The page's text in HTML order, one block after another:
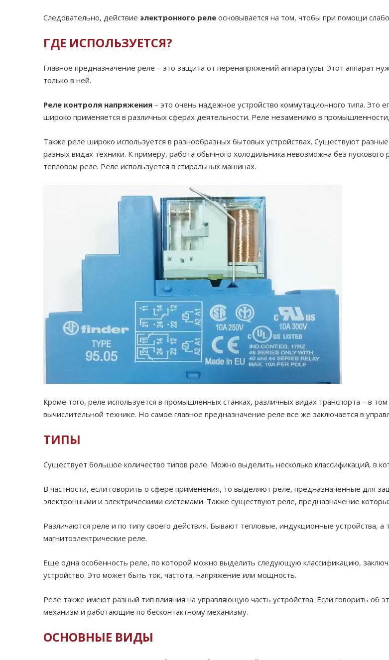
Следовательно, действие электронного реле основывается на том, чтобы при помощи
ГДЕ ИСПОЛЬЗУЕТСЯ?
Главное предназначение реле – это защита от перенапряжений аппаратуры. Этот аппарат
только в ней.
Реле контроля напряжения – это очень надежное устройство коммутационного типа. Это
широко применяется в различных сферах деятельности. Реле незаменимо в
Также реле широко используется в разнообразных бытовых устройствах. Существуют
разных видах техники. К примеру, работа обычного холодильника невозможна без
тепловом реле. Реле используется в стиральных машинах.
Кроме того, реле используется в промышленных станках, различных видах транспорта – в
вычислительной технике. Но самое главное предназначение реле все же заключается в
ТИПЫ
Существует большое количество типов реле. Можно выделить несколько классификаций, в
В частности, если говорить о сфере применения, то выделяют реле, предназначенные для
электронными и электрическими системами. Также существуют реле, предназначение
Различаются реле и по типу своего действия. Бывают тепловые, индукционные устройства,
магнитоэлектрические реле.
Еще одна особенность реле, по которой можно выделить следующую классификацию,
устройство. Это может быть ток, частота, напряжение или мощность.
Реле также имеют разный тип влияния на управляющую часть устройства. Если говорить
механизм и работающие по бесконтактному механизму.
ОСНОВНЫЕ ВИДЫ